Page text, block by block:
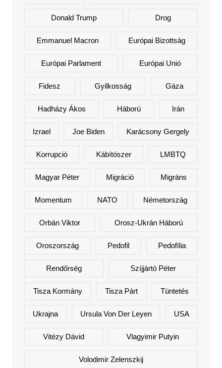
Donald Trump Drog
Emmanuel Macron Európai Bizottság
Európai Parlament Európai Unió
Fidesz Gyilkosság Gáza
Hadházy Ákos Háború Irán
Izrael Joe Biden Karácsony Gergely
Korrupció Kábítószer LMBTQ
Magyar Péter Migráció Migráns
Momentum NATO Németország
Orbán Viktor Orosz-Ukrán Háború
Oroszország Pedofil Pedofília
Rendőrség Szíjjártó Péter
Tisza Kormány Tisza Párt Tüntetés
Ukrajna Ursula Von Der Leyen USA
Vitézy Dávid Vlagyimir Putyin
Volodimir Zelenszkij